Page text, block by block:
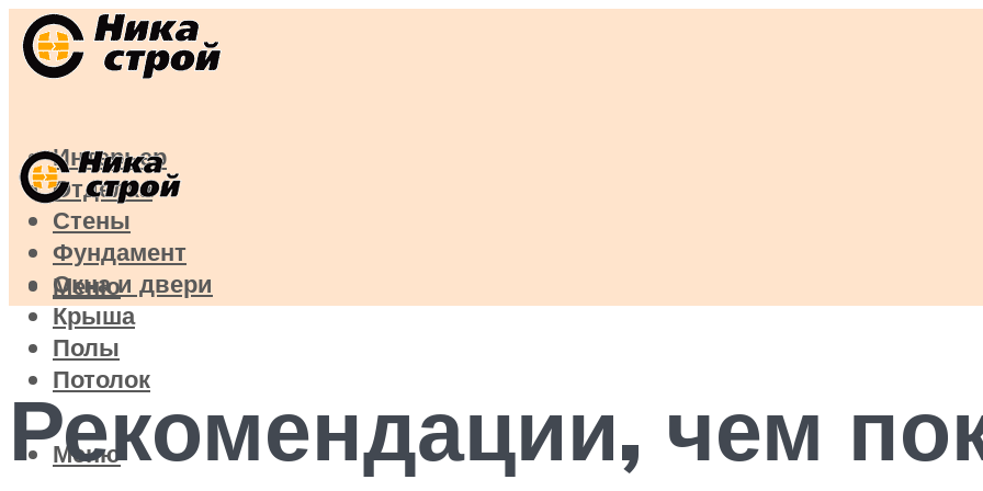
Интерьер
Отделка
Стены
Фундамент
Окна и двери
Крыша
Полы
Потолок
Меню
Меню
Рекомендации, чем